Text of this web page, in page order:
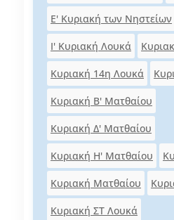
Ε' Κυριακή των Νηστείων
Ι' Κυριακή Λουκά
Κυριακή 14η Λουκά
Κυριακή Β' Ματθαίου
Κυριακή Δ' Ματθαίου
Κυριακή Η' Ματθαίου
Κυριακή Ματθαίου
Κυριακή ΣΤ Λουκά